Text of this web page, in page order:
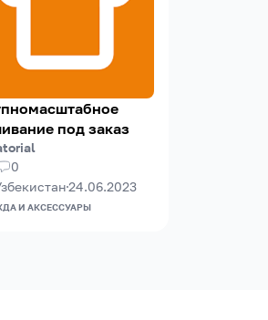
под заказ
0
24.06.2023
И АКСЕССУАРЫ